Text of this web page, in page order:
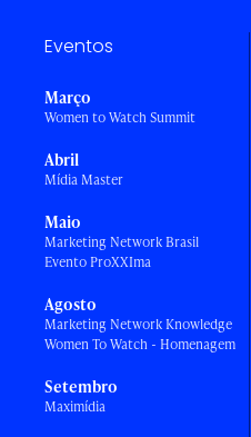
Eventos
Março
Women to Watch Summit
Abril
Mídia Master
Maio
Marketing Network Brasil
Evento ProXXIma
Agosto
Marketing Network Knowledge
Women To Watch - Homenagem
Setembro
Maximídia